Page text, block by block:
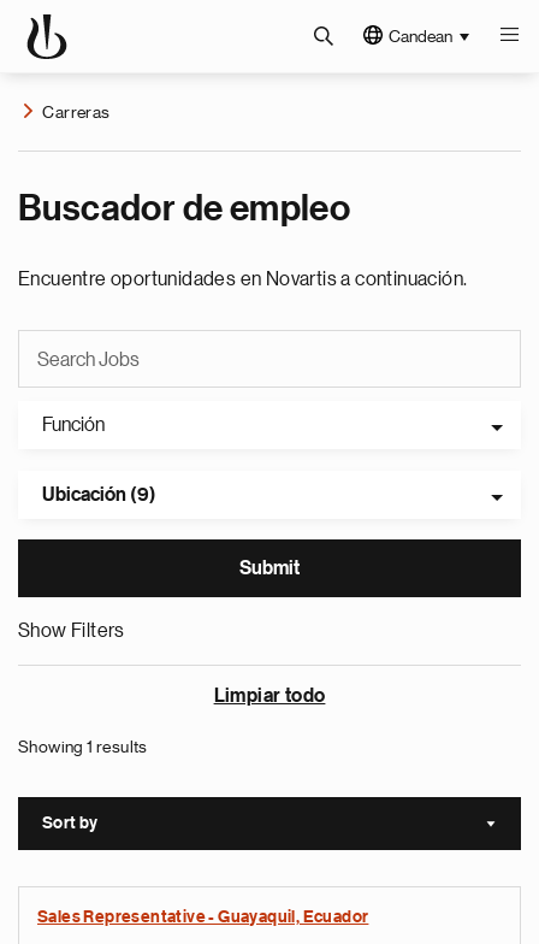
Candean
Carreras
Buscador de empleo
Encuentre oportunidades en Novartis a continuación.
Función
Ubicación (9)
Show Filters
Limpiar todo
Showing 1 results
Sort by Sort
Sales Representative - Guayaquil, Ecuador